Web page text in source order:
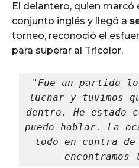
El delantero, quien marcó
conjunto inglés y llegó a
torneo, reconoció el
para superar al Tricolor.
"Fue un partido
luchar y tuvimos
dentro. He estado
puedo hablar. La
todo en contra
encontramos